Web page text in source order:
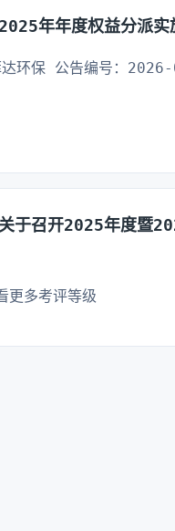
年年度权益分派实
环保 公告编号：
于召开2025年度暨
更多考评等级